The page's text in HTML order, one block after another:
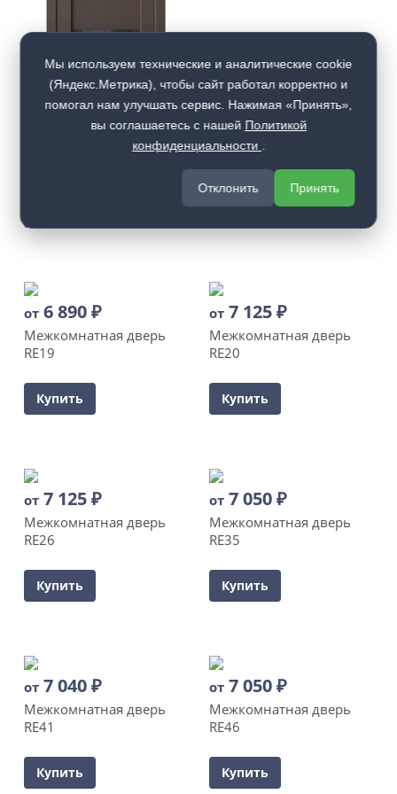
₽
Межкомнатная дверь
Купить
от 6 890₽
Межкомнатная дверь
RE19
Купить
от 7 125₽
Межкомнатная дверь
RE20
Купить
от 7 125₽
Межкомнатная дверь
RE26
Купить
от 7 050₽
Межкомнатная дверь
RE35
Купить
от 7 040₽
Межкомнатная дверь
RE41
Купить
от 7 050₽
Межкомнатная дверь
RE46
Купить
Мы используем технические и аналитические cookie
(Яндекс.Метрика), чтобы сайт работал корректно и
помогал нам улучшать сервис. Нажимая «Принять»,
вы соглашаетесь с нашей Политикой
конфиденциальности
Отклонить Принять